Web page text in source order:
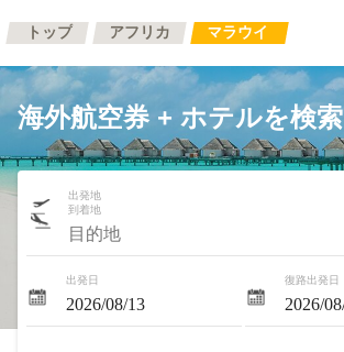
トップ アフリカ マラウイ
海外航空券 + ホテルを検索
出発地
到着地
出発日 復路出発日